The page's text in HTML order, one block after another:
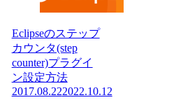
Eclipseのステップ
カウンタ(step
counter)プラグイ
ン設定方法
2017.08.222022.10.12